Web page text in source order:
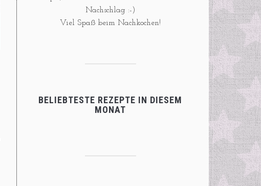
Nachschlag :-)
Viel Spaß beim Nachkochen!
BELIEBTESTE REZEPTE IN DIESEM
MONAT